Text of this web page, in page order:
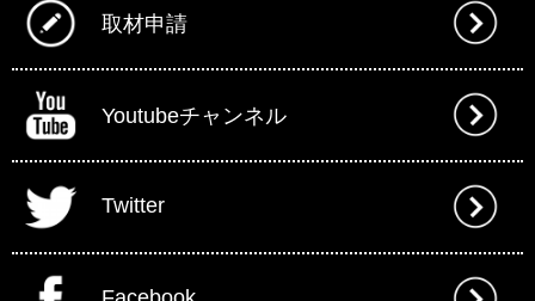
取材申請
Youtubeチャンネル
Twitter